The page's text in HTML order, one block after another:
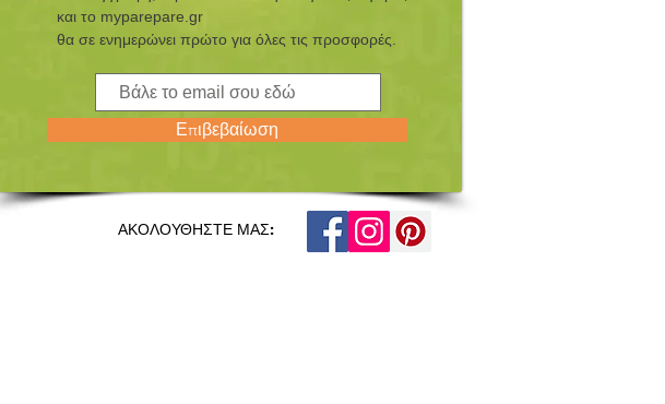
και τo myparepare.gr
θα σε ενημερώνει πρώτο για όλες τις προσφορές.
Επιβεβαίωση
ΑΚΟΛΟΥΘΗΣΤΕ ΜΑΣ: